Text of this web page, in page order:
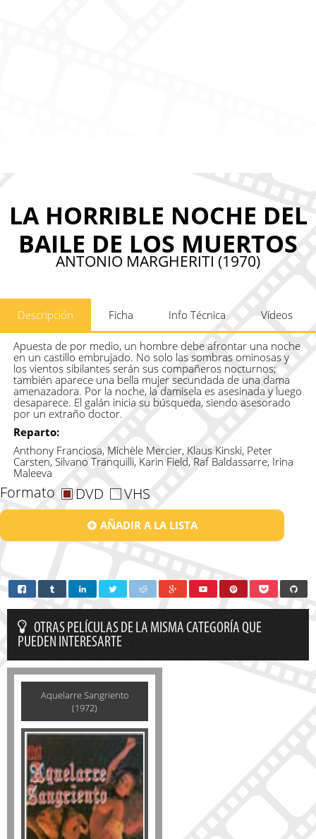
LA HORRIBLE NOCHE DEL
BAILE DE LOS MUERTOS
ANTONIO MARGHERITI (1970)
Descripción Ficha Info Técnica Vídeos
Apuesta de por medio, un hombre debe afrontar una noche
en un castillo embrujado. No solo las sombras ominosas y
los vientos sibilantes serán sus compañeros nocturnos;
también aparece una bella mujer secundada de una dama
amenazadora. Por la noche, la damisela es asesinada y luego
desaparece. El galán inicia su búsqueda, siendo asesorado
por un extraño doctor.
Reparto:
Anthony Franciosa, Michèle Mercier, Klaus Kinski, Peter
Carsten, Silvano Tranquilli, Karin Field, Raf Baldassarre, Irina
Maleeva
Formato DVD VHS
AÑADIR A LA LISTA
OTRAS PELÍCULAS DE LA MISMA CATEGORÍA QUE
PUEDEN INTERESARTE
Aquelarre Sangriento
(1972)